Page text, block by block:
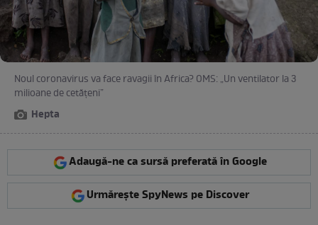
Noul coronavirus va face ravagii în Africa? OMS: „Un ventilator la 3
milioane de cetățeni”
Hepta
Adaugă-ne ca sursă preferată în Google
Urmărește SpyNews pe Discover